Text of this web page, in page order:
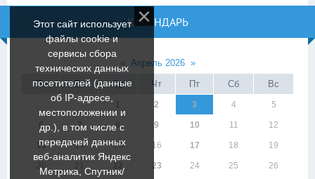
КАЛЕНДАРЬ
« Апрель 2026 »
Пн
Вт Ср Чт Пт Сб Вс
2 3 4 5
6 7 8 9 10 11 12
13 14 15 16 17 18 19
20 23 24 25 26
Этот сайт использует
файлы cookie и
сервисы сбора
технических данных
посетителей (данные
об IP-адресе,
местоположении и
др.), в том числе с
передачей данных
веб-аналитик Яндекс
Метрика, Спутник/